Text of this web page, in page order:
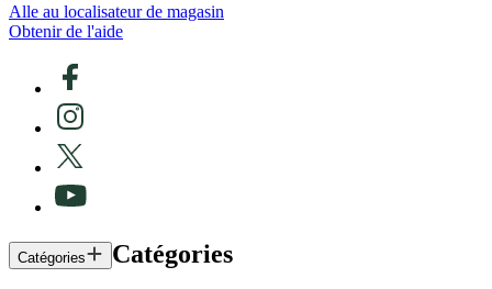
Alle au localisateur de magasin
Obtenir de l'aide
Catégories Catégories